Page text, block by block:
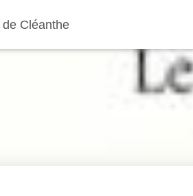
Cléanthe